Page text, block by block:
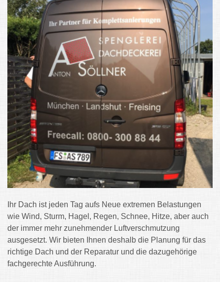
Ihr Dach ist jeden Tag aufs Neue extremen Belastungen
wie Wind, Sturm, Hagel, Regen, Schnee, Hitze, aber auch
der immer mehr zunehmender Luftverschmutzung
ausgesetzt. Wir bieten Ihnen deshalb die Planung für das
richtige Dach und der Reparatur und die dazugehörige
fachgerechte Ausführung.